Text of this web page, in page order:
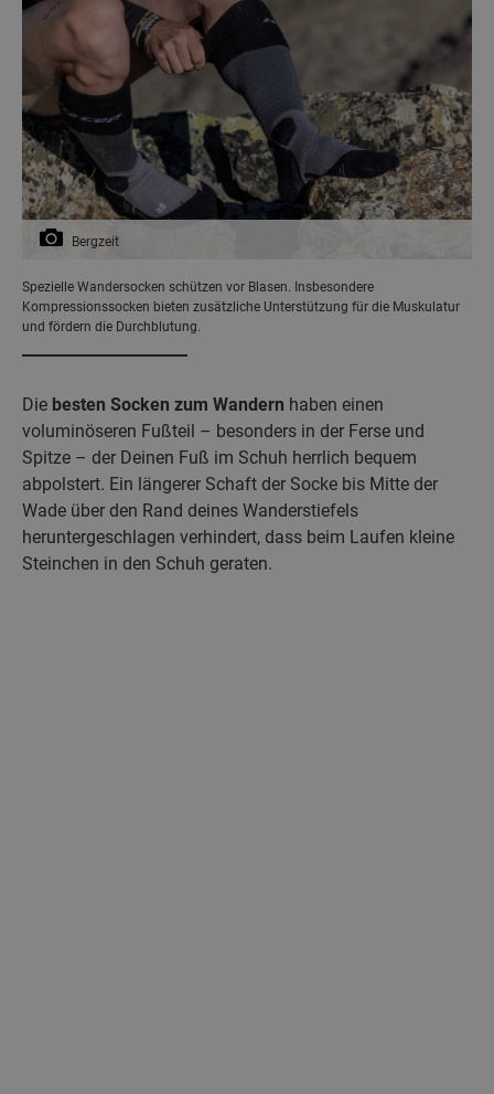
Bergzeit
Spezielle Wandersocken schützen vor Blasen. Insbesondere
Kompressionssocken bieten zusätzliche Unterstützung für die Muskulatur
und fördern die Durchblutung.
Die besten Socken zum Wandern haben einen
voluminöseren Fußteil – besonders in der Ferse und
Spitze – der Deinen Fuß im Schuh herrlich bequem
abpolstert. Ein längerer Schaft der Socke bis Mitte der
Wade über den Rand deines Wanderstiefels
heruntergeschlagen verhindert, dass beim Laufen kleine
Steinchen in den Schuh geraten.